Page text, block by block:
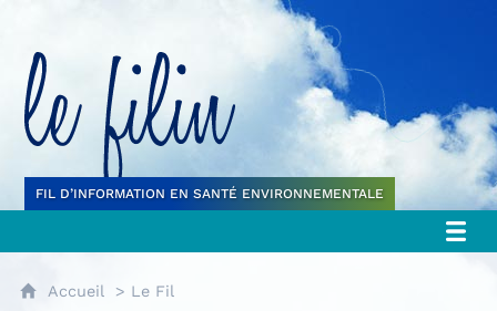
FIL D’INFORMATION EN SANTÉ ENVIRONNEMENTALE
Accueil
Le Fil